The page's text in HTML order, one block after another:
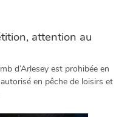
attention au
d’Arlesey est prohibée en
en pêche de loisirs et